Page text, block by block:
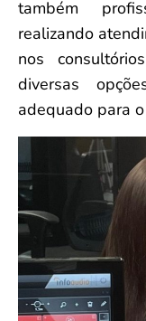
também
realizando
nos
diversas
adequado para